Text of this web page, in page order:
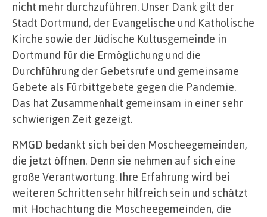
nicht mehr durchzuführen. Unser Dank gilt der
Stadt Dortmund, der Evangelische und Katholische
Kirche sowie der Jüdische Kultusgemeinde in
Dortmund für die Ermöglichung und die
Durchführung der Gebetsrufe und gemeinsame
Gebete als Fürbittgebete gegen die Pandemie.
Das hat Zusammenhalt gemeinsam in einer sehr
schwierigen Zeit gezeigt.
RMGD bedankt sich bei den Moscheegemeinden,
die jetzt öffnen. Denn sie nehmen auf sich eine
große Verantwortung. Ihre Erfahrung wird bei
weiteren Schritten sehr hilfreich sein und schätzt
mit Hochachtung die Moscheegemeinden, die